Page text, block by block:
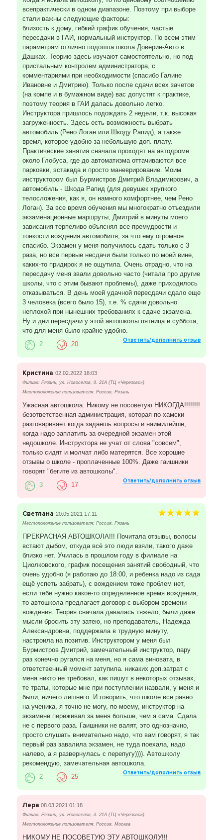
всепрактически в одном диапазоне. Поэтому при выборе
стали важны следующие факторы:
близость к дому, гибкий график обучения, частые
пересдачи в ГАИ, нормальный инструктор. По всем этим
параметрам отлично подошла школа Доверие-Авто в
Дашках. Теорию здесь изучают самостоятельно, но под
пристальным контролем администратора, с
комментариями при необходимости (спасибо Галине
Ивановне и Дмитрию). Только после сдачи всех зачетов
(на компе и в бумажном виде) вас допустят к практике,
поэтому теория в ГАИ далась довольно легко.
Инструктора пришлось подождать 2 недели, т.к. высокая
загруженность. Здесь есть возможность выбрать
автомобиль (Рено Логан или Шкоду Рапид), а также
время, которое удобно за небольшую доп. плату.
Практические занятия сначала проходят на автодроме
около Глобуса, где до автоматизма оттачиваются все
парковки, эстакада и просто маневрирование. Моим
инструктором был Бурмистров Дмитрий Владимирович, а
автомобиль - Шкода Рапид (для девушек хрупкого
телосложения, как я, он намного комфортнее, чем Рено
Логан). За все время обучения мы многократно отъездили
экзаменационные маршруты, Дмитрий в минуты моего
зависания терпеливо объяснял все премудрости и
тонкости вождения автомобиля, за что ему огромное
спасибо. Экзамен у меня получилось сдать только с 3
раза, но все первые несдачи были только по моей вине,
каких-то придирок я не ощутила. Очень отрадно, что на
пересдачу меня звали довольно часто (читала про другие
школы, что с этим бывают проблемы), даже приходилось
отказываться. В день моей удачной пересдачи сдало еще
3 человека (всего было 15), т.е. % сдачи довольно
неплохой при нынешних требованиях к сдаче экзамена.
Ну и дни пересдачи у этой автошколы пятница и суббота,
что для меня было крайне удобно.
Ответить/дополнить отзыв
2 20
Кристина 02.02.2022 18:03
Филиал: Рязань, ул. Новоселов, д. 21А (ТЦ «Черезово»)
Местоположение пользователя: Россия, Рязань
Ужасная автошкола. Никому не посоветую НИКОГДА!!!!!!!!
безответственная администрация, которая по-хамски
разговаривает когда задаешь вопросы и наимилейше,
когда надо заплатить за очередной экзамен этой
недошколе. Инструктора не учат от слова "совсем",
только сидят и молчат либо матерятся. Все хорошие
отзывы о школе - проплаченные 100%. Даже гаишники
говорят "бегите из автошколы".
Ответить/дополнить отзыв
3 17
Светлана 20.05.2021 17:11
Местоположение пользователя: Россия, Рязань
ПРЕКРАСНАЯ АВТОШКОЛА!!! Почитала отзывы, волосы
встают дыбом, откуда всё это люди взяли, такого даже
близко нет. Училась в прошлом году в филиале на
Циолковского, график посещения занятий свободный, что
очень удобно (я работаю до 18:00, и ребенка надо из сада
ещё успеть забрать), с вождением тоже проблем нет,
если тебе нужно какое-то определенное время вождения,
то автошкола предлагает договор с выбором времени
вождения. Теория сначала давалась тяжело, были даже
мысли бросить эту затею, но преподаватель, Надежда
Александровна, поддержала в трудную минуту,
настроила на позитив. Инструктором у меня был
Бурмистров Дмитрий, замечательный инструктор, пару
раз конечно ругался на меня, но я сама виновата, в
ответственный момент затупила. никаких доп.затрат с
меня никто не требовал, как пишут в некоторых отзывах,
те траты, которые мне при поступлении назвали, у меня и
были, ничего лишнего. И говорить, что школе все равно
на ученика, я точно не могу, по-моему, инструктор на
экзамене переживал за меня больше, чем я сама. Сдала
не с первого раза. Гаишники не валят, это однозначно,
просто слушать внимательно надо, что вам говорят, я так
первый раз завалила экзамен, не туда поехала, надо
налево, а я развернулась с перепугу)))). Автошколу
рекомендую, замечательная автошкола.
Ответить/дополнить отзыв
2 25
Лера 08.03.2021 01:18
Филиал: Рязань, ул. Новоселов, д. 21А (ТЦ «Черезово»)
Местоположение пользователя: Россия, Москва
НИКОМУ НЕ ПОСОВЕТУЮ ЭТУ АВТОШКОЛУ!!!